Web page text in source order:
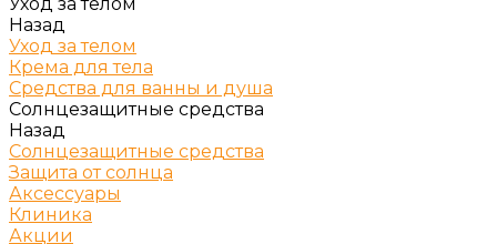
Назад
Уход за телом
Крема для тела
Средства для ванны и душа
Солнцезащитные средства
Назад
Солнцезащитные средства
Защита от солнца
Аксессуары
Клиника
Акции